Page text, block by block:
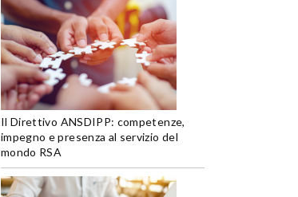
Il Direttivo ANSDIPP: competenze,
impegno e presenza al servizio del
mondo RSA